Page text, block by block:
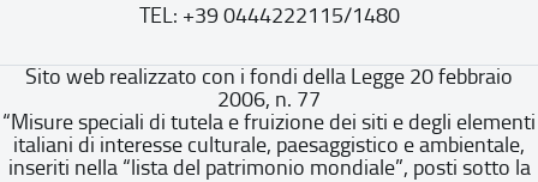
TEL: +39 0444222115/1480
Sito web realizzato con i fondi della Legge 20 febbraio
2006, n. 77
“Misure speciali di tutela e fruizione dei siti e degli elementi
italiani di interesse culturale, paesaggistico e ambientale,
inseriti nella “lista del patrimonio mondiale”, posti sotto la